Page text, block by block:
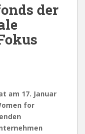
der
am 17. Januar
for